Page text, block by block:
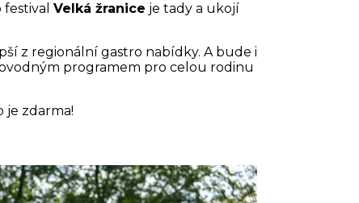
Velká žranice je tady a ukojí
z regionální gastro nabídky. A bude i
programem pro celou rodinu
je zdarma!